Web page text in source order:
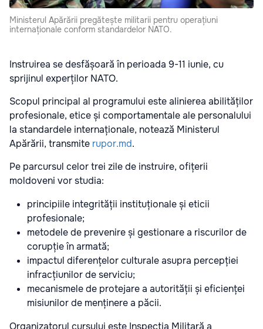
Ministerul Apărării pregătește militarii pentru operațiuni
internaționale conform standardelor NATO.
Instruirea se desfășoară în perioada 9-11 iunie, cu
sprijinul experților NATO.
Scopul principal al programului este alinierea abilităților
profesionale, etice și comportamentale ale personalului
la standardele internaționale, notează Ministerul
Apărării, transmite rupor.md.
Pe parcursul celor trei zile de instruire, ofițerii
moldoveni vor studia:
principiile integrității instituționale și eticii
profesionale;
metodele de prevenire și gestionare a riscurilor de
corupție în armată;
impactul diferențelor culturale asupra percepției
infracțiunilor de serviciu;
mecanismele de protejare a autorității și eficienței
misiunilor de menținere a păcii.